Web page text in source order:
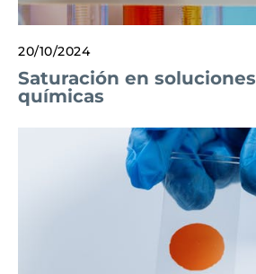
20/10/2024
Saturación en soluciones
químicas